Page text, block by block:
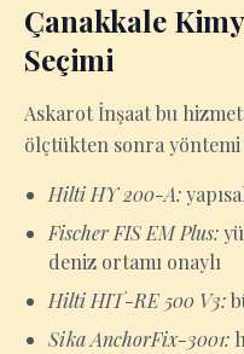
Çanakkale
Seçimi
Askarot İnşaat bu
ölçtükten sonra
Hilti HY 200-A:
Fischer FIS EM Plus:
deniz ortamı onaylı
Hilti HIT-RE 500 V3:
Sika AnchorFix-3001: